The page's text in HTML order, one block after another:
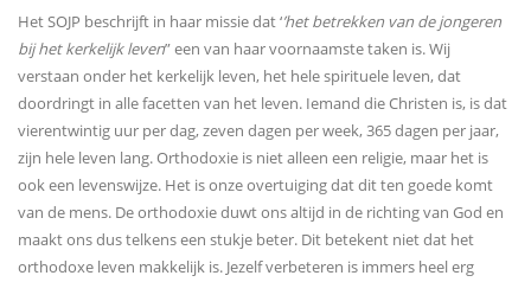
Het SOJP beschrijft in haar missie dat ‘’het betrekken van de jongeren
bij het kerkelijk leven” een van haar voornaamste taken is. Wij
verstaan onder het kerkelijk leven, het hele spirituele leven, dat
doordringt in alle facetten van het leven. Iemand die Christen is, is dat
vierentwintig uur per dag, zeven dagen per week, 365 dagen per jaar,
zijn hele leven lang. Orthodoxie is niet alleen een religie, maar het is
ook een levenswijze. Het is onze overtuiging dat dit ten goede komt
van de mens. De orthodoxie duwt ons altijd in de richting van God en
maakt ons dus telkens een stukje beter. Dit betekent niet dat het
orthodoxe leven makkelijk is. Jezelf verbeteren is immers heel erg